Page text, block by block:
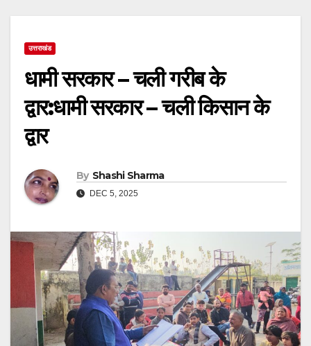
उत्तराखंड
धामी सरकार – चली गरीब के
द्वार:धामी सरकार – चली किसान के
द्वार
By Shashi Sharma
DEC 5, 2025